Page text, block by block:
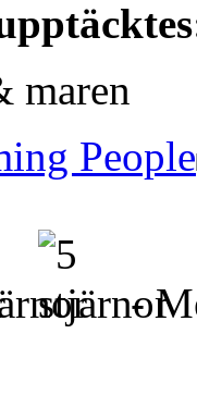
maren
People
-